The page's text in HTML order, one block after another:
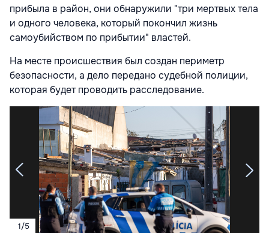
прибыла в район, они обнаружили "три мертвых тела
и одного человека, который покончил жизнь
самоубийством по прибытии" властей.
На месте происшествия был создан периметр
безопасности, а дело передано судебной полиции,
которая будет проводить расследование.
1/5